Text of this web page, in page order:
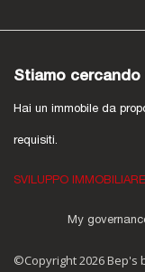
Stiamo cercando
Hai un immobile da
requisiti.
SVILUPPO
My
©Copyright 2026 Bep's